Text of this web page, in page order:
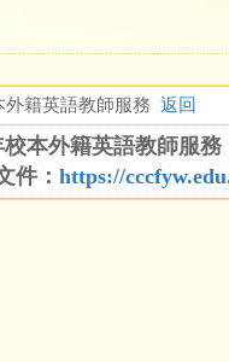
外籍英語教師服務 返回
本外籍英語教師服務
件： https://